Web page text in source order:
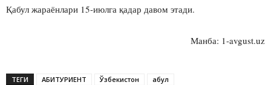
Қабул жараёнлари 15-июлга қадар давом этади.
Манба: 1-avgust.uz
ТЕГИ АБИТУРИЕНТ Ўзбекистон қабул